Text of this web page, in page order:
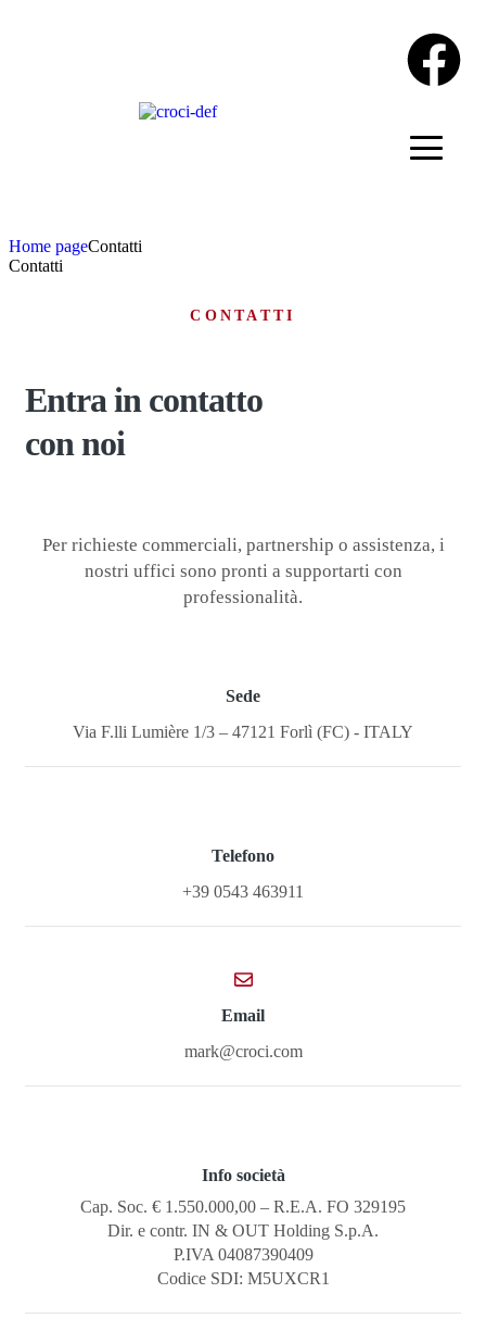
Home pageContatti
Contatti
CONTATTI
Entra in contatto
con noi
Per richieste commerciali, partnership o assistenza, i
nostri uffici sono pronti a supportarti con
professionalità.
Sede
Via F.lli Lumière 1/3 – 47121 Forlì (FC) - ITALY
Telefono
+39 0543 463911
Email
mark@croci.com
Info società
Cap. Soc. € 1.550.000,00 – R.E.A. FO 329195
Dir. e contr. IN & OUT Holding S.p.A.
P.IVA 04087390409
Codice SDI: M5UXCR1